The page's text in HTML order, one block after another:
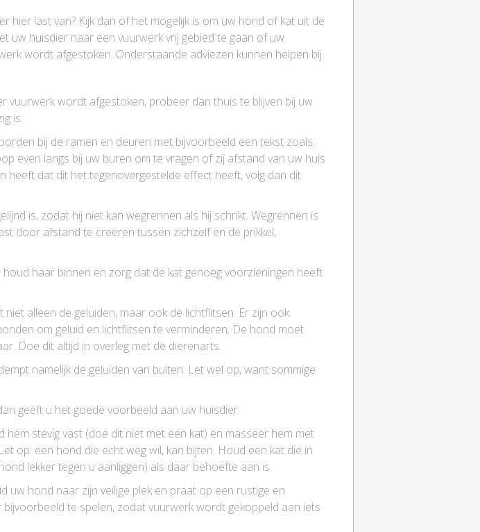
last van? Kijk dan of het mogelijk is om uw hond of kat uit de
uw huisdier naar een vuurwerk vrij gebied te gaan of uw
wordt afgestoken. Onderstaande adviezen kunnen helpen bij
vuurwerk wordt afgestoken, probeer dan thuis te blijven bij uw
is.
bij de ramen en deuren met bijvoorbeeld een tekst zoals:
even langs bij uw buren om te vragen of zij afstand van uw huis
heeft dat dit het tegenovergestelde effect heeft, volg dan dit
is, zodat hij niet kan wegrennen als hij schrikt. Wegrennen is
door afstand te creëren tussen zichzelf en de prikkel,
haar binnen en zorg dat de kat genoeg voorzieningen heeft
alleen de geluiden, maar ook de lichtflitsen. Er zijn ook
om geluid en lichtflitsen te verminderen. De hond moet
Doe dit altijd in overleg met de dierenarts.
namelijk de geluiden van buiten. Let wel op, want sommige
geeft u het goede voorbeeld aan uw huisdier.
hem stevig vast (doe dit niet met een kat) en masseer hem met
op: een hond die echt weg wil, kan bijten. Houd een kat die in
lekker tegen u aanliggen) als daar behoefte aan is.
hond naar zijn veilige plek en praat op een rustige en
te spelen, zodat vuurwerk wordt gekoppeld aan iets